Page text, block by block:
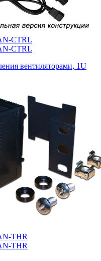
CTRL
CTRL
вентиляторами, 1U
THR
THR